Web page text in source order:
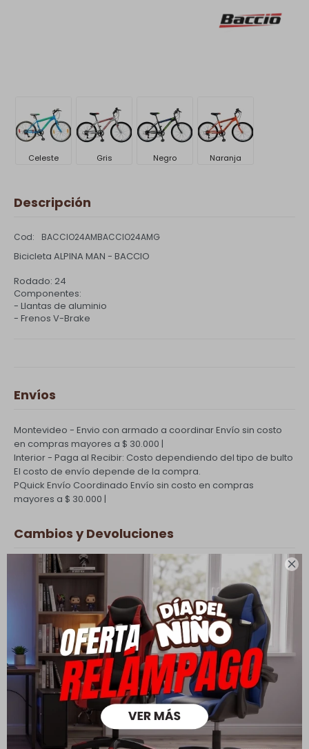

Celeste Gris Negro Naranja
Descripción
BACCIO24AMBACCIO24AMG
Bicicleta ALPINA MAN - BACCIO
Rodado: 24
Componentes:
- Llantas de aluminio
- Frenos V-Brake
Envíos
Montevideo - Envio con armado a coordinarEnvío sin costo
en compras mayores a $ 30.000 |
Interior - Paga al Recibir: Costo dependiendo del tipo de bulto
El costo de envío depende de la compra.
PQuick Envío Coordinado Envío sin costo en compras
mayores a $ 30.000 |
Cambios y Devoluciones
Todas las compras realizadas tienen un plazo de 5 días para
su cambio.
Ver mas
Medios de pago
Productos que te pueden interesar